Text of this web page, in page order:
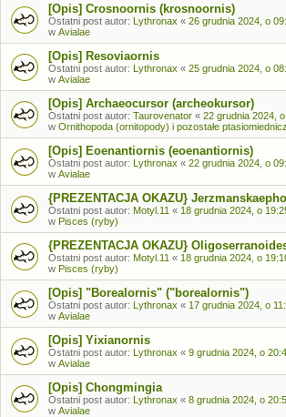
[Opis] Crosnoornis (krosnoornis)
Ostatni post autor: Lythronax « 26 grudnia 2024, o
w Avialae
[Opis] Resoviaornis
Ostatni post autor: Lythronax « 25 grudnia 2024, o
w Avialae
[Opis] Archaeocursor (archeokursor)
Ostatni post autor: Taurovenator « 22 grudnia 2024,
w Ornithopoda (ornitopody) i pozostałe
[Opis] Eoenantiornis (eoenantiornis)
Ostatni post autor: Lythronax « 22 grudnia 2024, o
w Avialae
{PREZENTACJA OKAZU}
Ostatni post autor: Motyl.11 « 18 grudnia 2024, o
w Pisces (ryby)
{PREZENTACJA OKAZU}
Ostatni post autor: Motyl.11 « 18 grudnia 2024, o
w Pisces (ryby)
[Opis] "Borealornis" ("borealornis")
Ostatni post autor: Lythronax « 17 grudnia 2024, o
w Avialae
[Opis] Yixianornis
Ostatni post autor: Lythronax « 9 grudnia 2024, o
w Avialae
[Opis] Chongmingia
Ostatni post autor: Lythronax « 8 grudnia 2024, o
w Avialae